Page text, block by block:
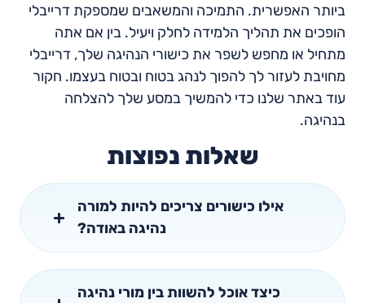
ביותר האפשרית. התמיכה והמשאבים שמספקת דרייבלי
הופכים את תהליך הלמידה לחלק ויעיל. בין אם אתה
מתחיל או מחפש לשפר את כישורי הנהיגה שלך, דרייבלי
מחויבת לעזור לך להפוך לנהג בטוח ובטוח בעצמו. חקור
עוד באתר שלנו כדי להמשיך במסע שלך להצלחה
בנהיגה.
שאלות נפוצות
אילו כישורים צריכים להיות למורה
נהיגה באודה?
כיצד אוכל להשוות בין מורי נהיגה